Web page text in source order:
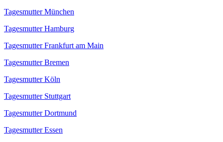
Tagesmutter München
Tagesmutter Hamburg
Tagesmutter Frankfurt am Main
Tagesmutter Bremen
Tagesmutter Köln
Tagesmutter Stuttgart
Tagesmutter Dortmund
Tagesmutter Essen